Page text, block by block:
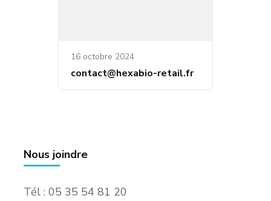
16 octobre 2024
contact@hexabio-retail.fr
Nous joindre
Tél : 05 35 54 81 20